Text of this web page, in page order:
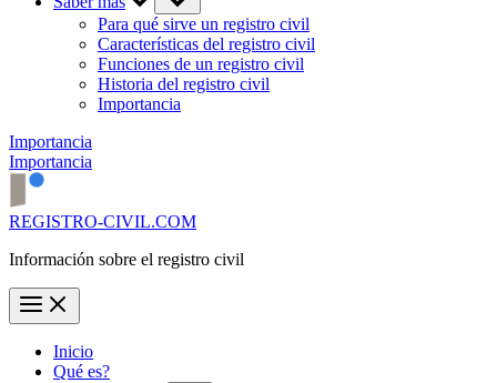
Para qué sirve un registro civil
Características del registro civil
Funciones de un registro civil
Historia del registro civil
Importancia
Importancia
Importancia
REGISTRO-CIVIL.COM
Información sobre el registro civil
Inicio
Qué es?